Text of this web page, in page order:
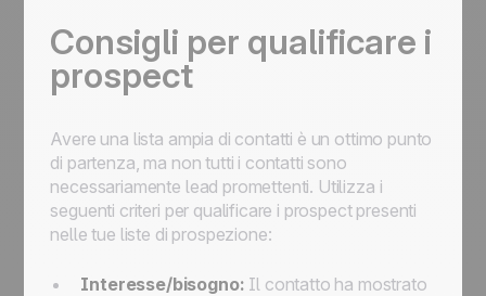
Consigli per qualificare i
prospect
Avere una lista ampia di contatti è un ottimo punto
di partenza, ma non tutti i contatti sono
necessariamente lead promettenti. Utilizza i
seguenti criteri per qualificare i prospect presenti
nelle tue liste di prospezione:
Interesse/bisogno: Il contatto ha mostrato